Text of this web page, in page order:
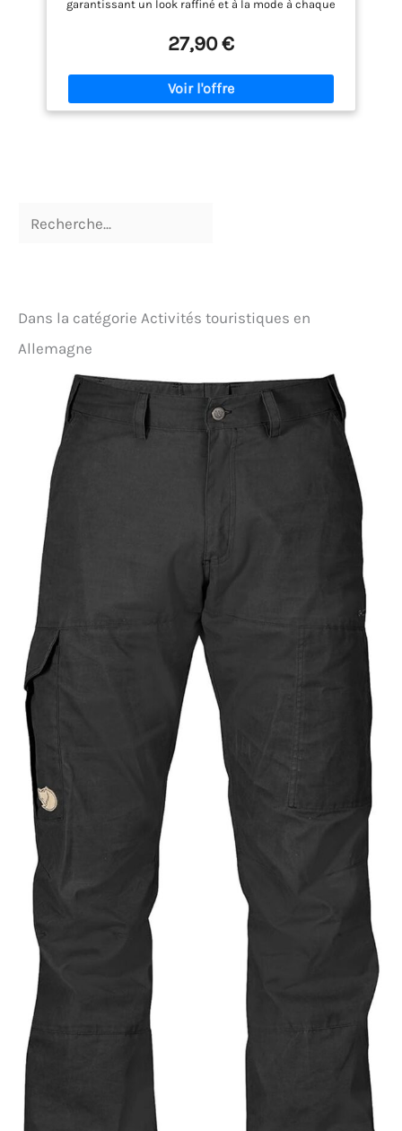
garantissant un look raffiné et à la mode à chaque
pantalon offre une fonctionnalité maximale sans
compromettre votre style, vous permettant
d'emporter l'essentiel avec vous. Coupe cigarette :
La coupe de ce pantalon élégant met en valeur votre
silhouette, vous donnant une allure fine et
confortables et durables. Ils conservent leur forme
27,90 €
Dans la catégorie Activités touristiques en
Allemagne